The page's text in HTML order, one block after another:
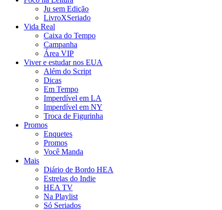
Ju sem Edição
LivroXSeriado
Vida Real
Caixa do Tempo
Campanha
Área VIP
Viver e estudar nos EUA
Além do Script
Dicas
Em Tempo
Imperdível em LA
Imperdível em NY
Troca de Figurinha
Promos
Enquetes
Promos
Você Manda
Mais
Diário de Bordo HEA
Estrelas do Indie
HEA TV
Na Playlist
Só Seriados